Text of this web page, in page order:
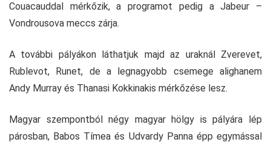
Couacauddal mérkőzik, a programot pedig a Jabeur –
Vondrousova meccs zárja.
A további pályákon láthatjuk majd az uraknál Zverevet,
Rublevot, Runet, de a legnagyobb csemege alighanem
Andy Murray és Thanasi Kokkinakis mérkőzése lesz.
Magyar szempontból négy magyar hölgy is pályára lép
párosban, Babos Tímea és Udvardy Panna épp egymással